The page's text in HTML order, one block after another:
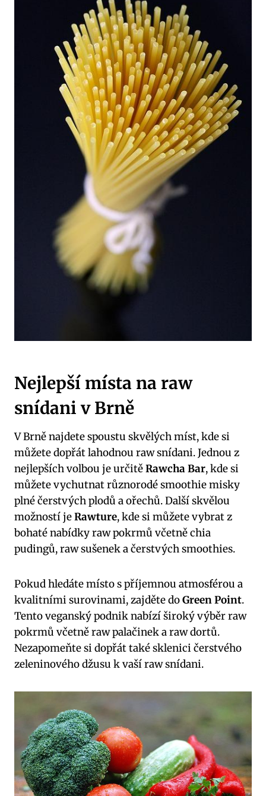
Nejlepší místa na raw
snídani v Brně
V Brně najdete spoustu skvělých míst, kde si
můžete dopřát lahodnou raw snídani. Jednou z
nejlepších volbou je určitěRawcha Bar, kde si
můžete vychutnat různorodé smoothie misky
plné čerstvých plodů a ořechů. Další skvělou
možností jeRawture, kde si můžete vybrat z
bohaté nabídky raw pokrmů včetně chia
pudingů, raw sušenek a čerstvých smoothies.
Pokud hledáte místo s příjemnou atmosférou a
kvalitními surovinami, zajděte doGreen Point.
Tento veganský podnik nabízí široký výběr raw
pokrmů včetně raw palačinek a raw dortů.
Nezapomeňte si dopřát také sklenici čerstvého
zeleninového džusu k vaší raw snídani.